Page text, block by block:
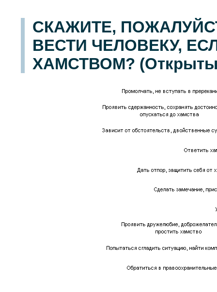
СКАЖИТЕ,
ВЕСТИ ЧЕЛОВЕКУ,
ХАМСТВОМ?